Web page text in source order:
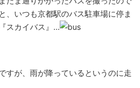
、いつも京都駅のバス駐車場に停ま
スカイバス』…
すが、雨が降っているというのに走